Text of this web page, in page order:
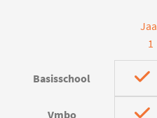
1
Basisschool
Vmbo